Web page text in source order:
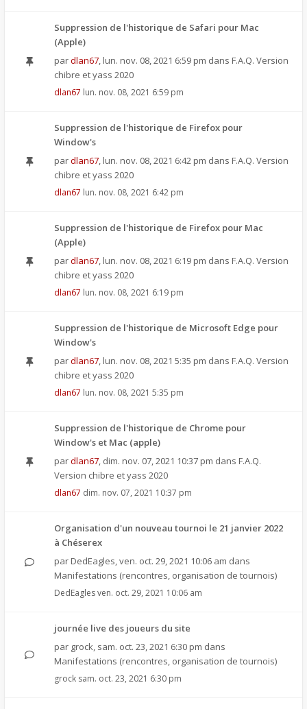
Suppression de l'historique de Safari pour Mac
(Apple)
pardlan67, lun. nov. 08, 2021 6:59 pm dans F.A.Q. Version
chibre et yass 2020
dlan67 lun. nov. 08, 2021 6:59 pm
Suppression de l'historique de Firefox pour
Window's
pardlan67, lun. nov. 08, 2021 6:42 pm dans F.A.Q. Version
chibre et yass 2020
dlan67 lun. nov. 08, 2021 6:42 pm
Suppression de l'historique de Firefox pour Mac
(Apple)
pardlan67, lun. nov. 08, 2021 6:19 pm dans F.A.Q. Version
chibre et yass 2020
dlan67 lun. nov. 08, 2021 6:19 pm
Suppression de l'historique de Microsoft Edge pour
Window's
pardlan67, lun. nov. 08, 2021 5:35 pm dans F.A.Q. Version
chibre et yass 2020
dlan67 lun. nov. 08, 2021 5:35 pm
Suppression de l'historique de Chrome pour
Window's et Mac (apple)
pardlan67, dim. nov. 07, 2021 10:37 pm dans F.A.Q.
Version chibre et yass 2020
dlan67 dim. nov. 07, 2021 10:37 pm
Organisation d'un nouveau tournoi le 21 janvier 2022
à Chéserex
par DedEagles,ven. oct. 29, 2021 10:06 am dans
Manifestations (rencontres, organisation de tournois)
DedEaglesven. oct. 29, 2021 10:06 am
journée live des joueurs du site
par grock, sam. oct. 23, 2021 6:30 pm dans
Manifestations (rencontres, organisation de tournois)
grock sam. oct. 23, 2021 6:30 pm